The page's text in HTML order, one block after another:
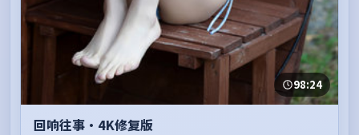
98:24
回响往事·4K修复版